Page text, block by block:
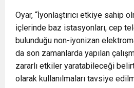
Oyar, “İyonlaştırıcı etkiye sahip
içlerinde baz istasyonları, cep
bulunduğu non-iyonizan
da son zamanlarda yapılan
zararlı etkiler yaratabileceği
olarak kullanılmaları tavsiye